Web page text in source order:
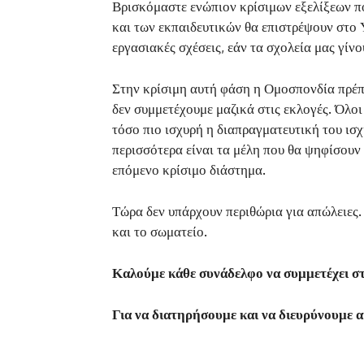
Βρισκόμαστε ενώπιον κρίσιμων εξελίξεων
και των εκπαιδευτικών θα επιστρέψουν στο
εργασιακές σχέσεις, εάν τα σχολεία μας
Στην κρίσιμη αυτή φάση η Ομοσπονδία
δεν συμμετέχουμε μαζικά στις εκλογές.
τόσο πιο ισχυρή η διαπραγματευτική του
περισσότερα είναι τα μέλη που θα
επόμενο κρίσιμο διάστημα.
Τώρα δεν υπάρχουν περιθώρια για
και το σωματείο.
Καλούμε κάθε συνάδελφο να συμμετέχει
Για να διατηρήσουμε και να διευρύνουμε